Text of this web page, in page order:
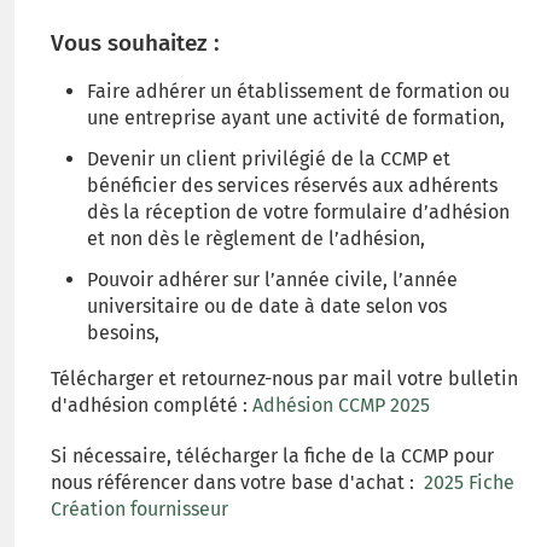
Vous souhaitez :
Faire adhérer un établissement de formation ou
une entreprise ayant une activité de formation,
Devenir un client privilégié de la CCMP et
bénéficier des services réservés aux adhérents
dès la réception de votre formulaire d’adhésion
et non dès le règlement de l’adhésion,
Pouvoir adhérer sur l’année civile, l’année
universitaire ou de date à date selon vos
besoins,
Télécharger et retournez-nous par mail votre bulletin
d'adhésion complété : Adhésion CCMP 2025
Si nécessaire, télécharger la fiche de la CCMP pour
nous référencer dans votre base d'achat : 2025 Fiche
Création fournisseur